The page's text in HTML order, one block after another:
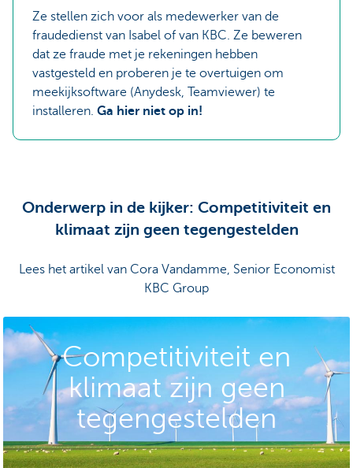
Ze stellen zich voor als medewerker van de
fraudedienst van Isabel of van KBC. Ze beweren
dat ze fraude met je rekeningen hebben
vastgesteld en proberen je te overtuigen om
meekijksoftware (Anydesk, Teamviewer) te
installeren. Ga hier niet op in!
Onderwerp in de kijker: Competitiviteit en
klimaat zijn geen tegengestelden
Lees het artikel van Cora Vandamme, Senior Economist
KBC Group
Competitiviteit en
klimaat zijn geen
tegengestelden